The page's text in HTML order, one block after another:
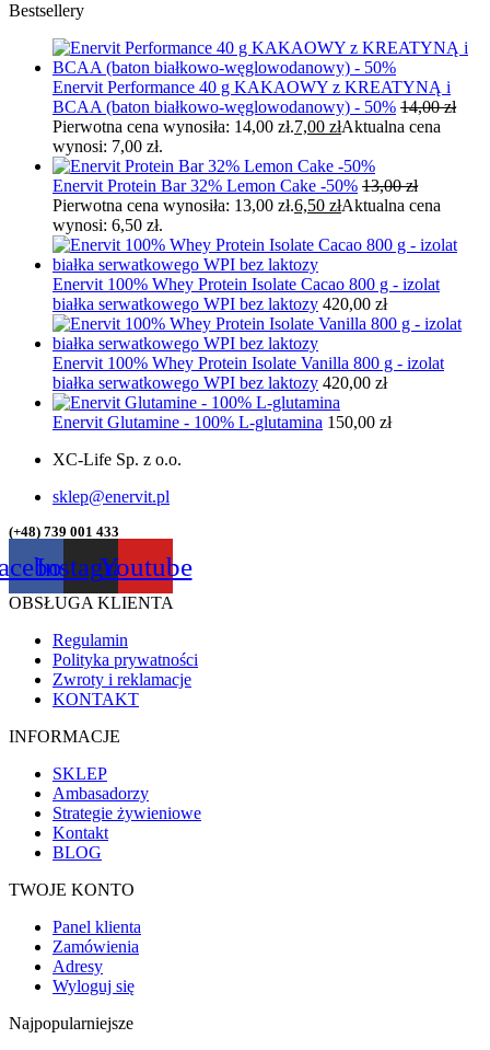
Bestsellery
Enervit Performance 40 g KAKAOWY z KREATYNĄ i
BCAA (baton białkowo-węglowodanowy) - 50% 14,00zł
Pierwotna cena wynosiła: 14,00 zł.7,00 złAktualna cena
wynosi: 7,00 zł.
Enervit Protein Bar 32% Lemon Cake -50% 13,00zł
Pierwotna cena wynosiła: 13,00 zł.6,50 złAktualna cena
wynosi: 6,50 zł.
Enervit 100% Whey Protein Isolate Cacao 800 g - izolat
białka serwatkowego WPI bez laktozy 420,00 zł
Enervit 100% Whey Protein Isolate Vanilla 800 g - izolat
białka serwatkowego WPI bez laktozy 420,00 zł
Enervit Glutamine - 100% L-glutamina 150,00 zł
XC-Life Sp. z o.o.
sklep@enervit.pl
(+48) 739 001 433
InstagramYoutube
OBSŁUGA KLIENTA
Regulamin
Polityka prywatności
Zwroty i reklamacje
KONTAKT
INFORMACJE
SKLEP
Ambasadorzy
Strategie żywieniowe
Kontakt
BLOG
TWOJE KONTO
Panel klienta
Zamówienia
Adresy
Wyloguj się
Najpopularniejsze